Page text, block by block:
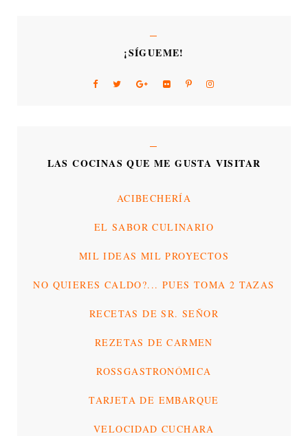
¡SÍGUEME!
LAS COCINAS QUE ME GUSTA VISITAR
ACIBECHERÍA
EL SABOR CULINARIO
MIL IDEAS MIL PROYECTOS
NO QUIERES CALDO?... PUES TOMA 2 TAZAS
RECETAS DE SR. SEÑOR
REZETAS DE CARMEN
ROSSGASTRONÓMICA
TARJETA DE EMBARQUE
VELOCIDAD CUCHARA